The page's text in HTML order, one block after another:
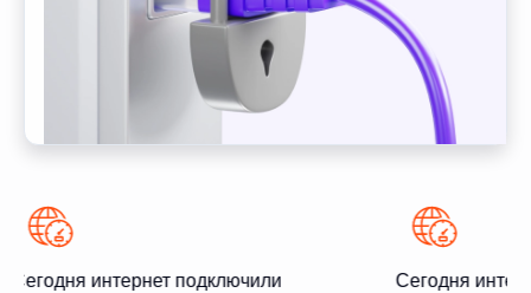
Сегодня интернет подключили
Сегодня